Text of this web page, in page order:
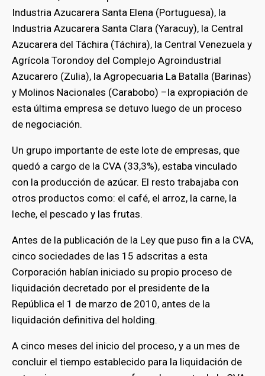
Industria Azucarera Santa Elena (Portuguesa), la
Industria Azucarera Santa Clara (Yaracuy), la Central
Azucarera del Táchira (Táchira), la Central Venezuela y
Agrícola Torondoy del Complejo Agroindustrial
Azucarero (Zulia), la Agropecuaria La Batalla (Barinas)
y Molinos Nacionales (Carabobo) –la expropiación de
esta última empresa se detuvo luego de un proceso
de negociación.
Un grupo importante de este lote de empresas, que
quedó a cargo de la CVA (33,3%), estaba vinculado
con la producción de azúcar. El resto trabajaba con
otros productos como: el café, el arroz, la carne, la
leche, el pescado y las frutas.
Antes de la publicación de la Ley que puso fin a la CVA,
cinco sociedades de las 15 adscritas a esta
Corporación habían iniciado su propio proceso de
liquidación decretado por el presidente de la
República el 1 de marzo de 2010, antes de la
liquidación definitiva del holding.
A cinco meses del inicio del proceso, y a un mes de
concluir el tiempo establecido para la liquidación de